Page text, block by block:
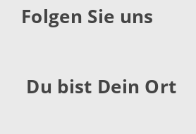
Folgen Sie uns
Du bist Dein Ort